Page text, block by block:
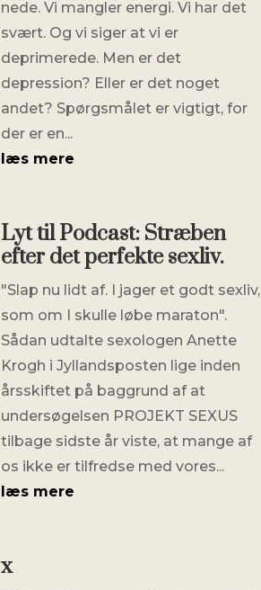
nede. Vi mangler energi. Vi har det
svært. Og vi siger at vi er
deprimerede. Men er det
depression? Eller er det noget
andet? Spørgsmålet er vigtigt, for
der er en...
læs mere
Lyt til Podcast: Stræben
efter det perfekte sexliv.
"Slap nu lidt af. I jager et godt sexliv,
som om I skulle løbe maraton".
Sådan udtalte sexologen Anette
Krogh i Jyllandsposten lige inden
årsskiftet på baggrund af at
undersøgelsen PROJEKT SEXUS
tilbage sidste år viste, at mange af
os ikke er tilfredse med vores...
læs mere
x